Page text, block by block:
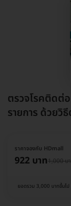
ตรวจโรคติดต่
รายการ ด้วยวิ
ราคาจองกับ HDmall
922 บาท1,000 บ
ยอดรวม 3,000 บาทขึ้นไ